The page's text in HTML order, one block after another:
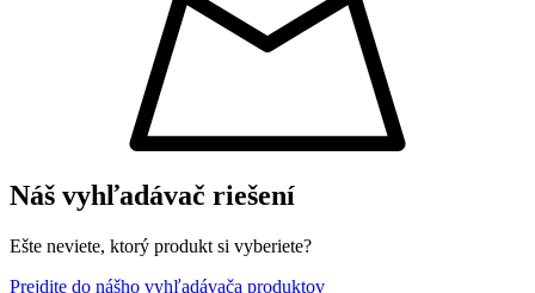
Náš vyhľadávač riešení
Ešte neviete, ktorý produkt si vyberiete?
Prejdite do nášho vyhľadávača produktov